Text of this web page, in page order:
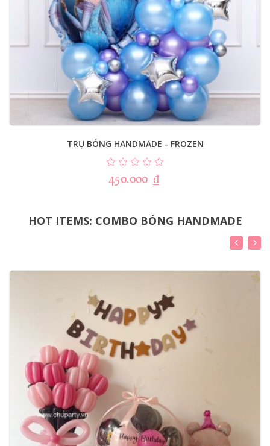
TRỤ BÓNG HANDMADE - FROZEN
450.000 ₫
HOT ITEMS: COMBO BÓNG HANDMADE